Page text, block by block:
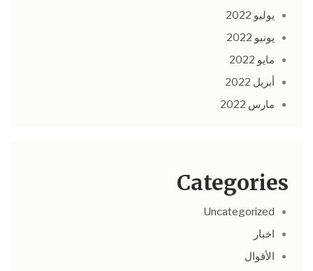
يوليو 2022
يونيو 2022
مايو 2022
أبريل 2022
مارس 2022
Categories
Uncategorized
اخبار
الأقوال